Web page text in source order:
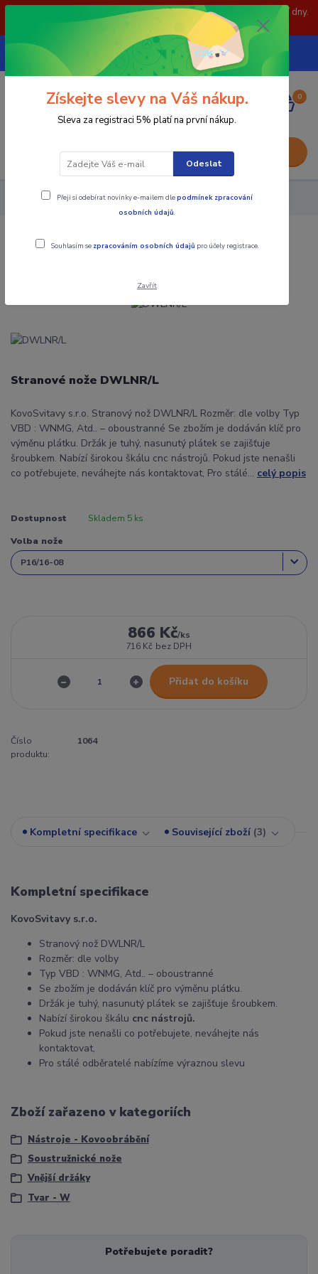
POZOR: 31.7 , 3.8 a 5.8- zavřeno. objednávky odešleme následující dny.
Děkujeme za pochopení.
CZK
739252246
(Po-Pá, 8-15 hod.)
0
0,00 Kč
Nástroje - Kovoobrábění Soustružnické nože DWLNR/L
DWLNR/L
Stranové nože DWLNR/L
KovoSvitavy s.r.o. Stranový nož DWLNR/L Rozměr: dle volby Typ
VBD : WNMG, Atd.. – oboustranné Se zbožím je dodáván klíč pro
výměnu plátku. Držák je tuhý, nasunutý plátek se zajišťuje
šroubkem. Nabízí širokou škálu cnc nástrojů. Pokud jste nenašli
co potřebujete, neváhejte nás kontaktovat, Pro stálé... celý popis
Dostupnost Skladem 5 ks
Volba nože
866 Kč/ks
716 Kč bez DPH
Přidat do košíku
Číslo
produktu:
1064
Kompletní specifikace Související zboží 3
Kompletní specifikace
KovoSvitavy s.r.o.
Stranový nož DWLNR/L
Rozměr: dle volby
Typ VBD : WNMG, Atd.. – oboustranné
Se zbožím je dodáván klíč pro výměnu plátku.
Držák je tuhý, nasunutý plátek se zajišťuje šroubkem.
Nabízí širokou škálu cnc nástrojů.
Pokud jste nenašli co potřebujete, neváhejte nás
kontaktovat,
Pro stálé odběratelé nabízíme výraznou slevu
Zboží zařazeno v kategoriích
Nástroje - Kovoobrábění
Soustružnické nože
Vnější držáky
Tvar - W
Potřebujete poradit?
Získejte slevy na Váš nákup.
Sleva za registraci 5% platí na první nákup.
Odeslat
Přeji si odebírat novinky e-mailem dlepodmínek zpracování
osobních údajů.
Souhlasím se zpracováním osobních údajů pro účely registrace.
Zavřít